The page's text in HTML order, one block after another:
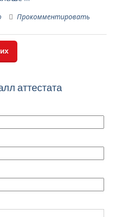
Прокомментировать
аттестата